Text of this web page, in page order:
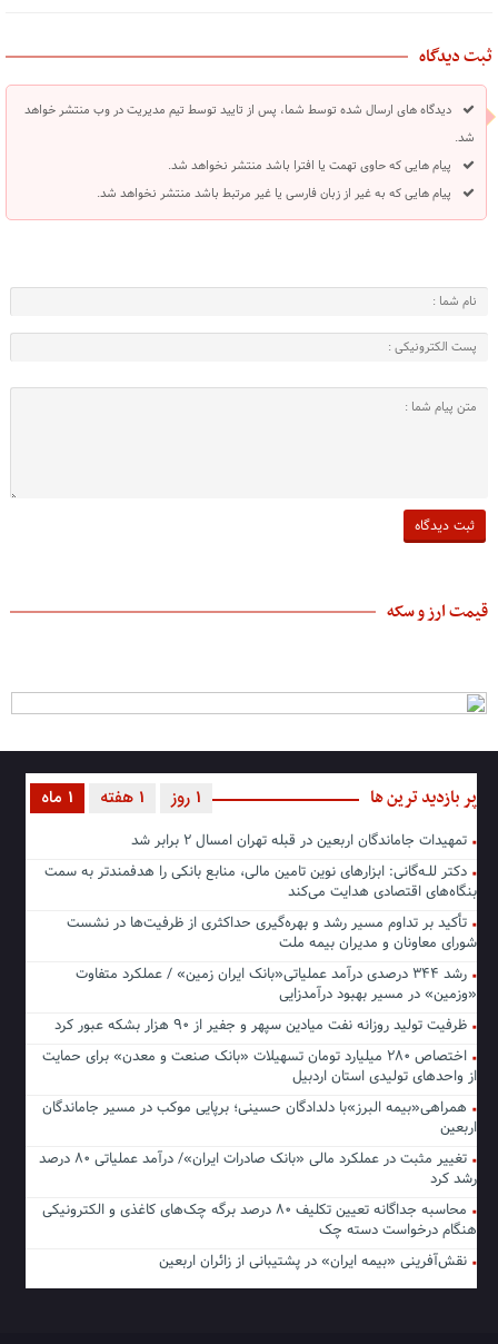
ثبت دیدگاه
دیدگاه های ارسال شده توسط شما، پس از تایید توسط تیم مدیریت در وب منتشر خواهد
شد.
پیام هایی که حاوی تهمت یا افترا باشد منتشر نخواهد شد.
پیام هایی که به غیر از زبان فارسی یا غیر مرتبط باشد منتشر نخواهد شد.
قیمت ارز و سکه
پر بازدید ترین ها 1 ماه 1 هفته 1 روز
تمهیدات جاماندگان اربعین در قبله تهران امسال ۲ برابر شد
دکتر للـه‌گانی: ابزارهای نوین تامین مالی، منابع بانکی را هدفمندتر به سمت
بنگاه‌های اقتصادی هدایت می‌کند
تأکید بر تداوم مسیر رشد و بهره‌گیری حداکثری از ظرفیت‌ها در نشست
شورای معاونان و مدیران بیمه ملت
رشد ۳۴۴ درصدی درآمد عملیاتی«بانک ایران زمین» / عملکرد متفاوت
«وزمین» در مسیر بهبود درآمدزایی
ظرفیت تولید روزانه نفت میادین سپهر و جفیر از ۹۰ هزار بشکه عبور کرد
اختصاص ۲۸۰ میلیارد تومان تسهیلات «بانک صنعت و معدن» برای حمایت
از واحدهای تولیدی استان اردبیل
همراهی«بیمه البرز»با دلدادگان حسینی؛ برپایی موکب در مسیر جاماندگان
اربعین
تغییر مثبت در عملکرد مالی «بانک صادرات ایران»/ درآمد عملیاتی ۸۰ درصد
رشد کرد
محاسبه جداگانه تعیین تکلیف ۸۰ درصد برگه چک‌های کاغذی و الکترونیکی
هنگام درخواست دسته چک
نقش‌آفرینی «بیمه ایران» در پشتیبانی از زائران اربعین